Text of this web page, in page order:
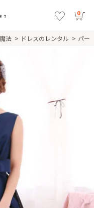
0
法 ドレスのレンタル パー